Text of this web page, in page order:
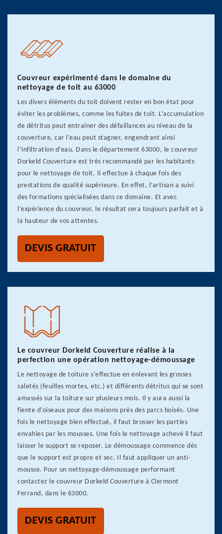
Couvreur expérimenté dans le domaine du
nettoyage de toit au 63000
Les divers éléments du toit doivent rester en bon état pour
éviter les problèmes, comme les fuites de toit. L’accumulation
de détritus peut entrainer des défaillances au niveau de la
couverture, car l’eau peut stagner, engendrant ainsi
l’infiltration d’eau. Dans le département 63000, le couvreur
Dorkeld Couverture est très recommandé par les habitants
pour le nettoyage de toit. Il effectue à chaque fois des
prestations de qualité supérieure. En effet, l’artisan a suivi
des formations spécialisées dans ce domaine. Et avec
l’expérience du couvreur, le résultat sera toujours parfait et à
la hauteur de vos attentes.
DEVIS GRATUIT
Le couvreur Dorkeld Couverture réalise à la
perfection une opération nettoyage-démoussage
Le nettoyage de toiture s’effectue en enlevant les grosses
saletés (feuilles mortes, etc.) et différents détritus qui se sont
amassés sur la toiture sur plusieurs mois. Il y aura aussi la
fiente d’oiseaux pour des maisons près des parcs boisés. Une
fois le nettoyage bien effectué, il faut brosser les parties
envahies par les mousses. Une fois le nettoyage achevé il faut
laisser le support se reposer. Le démoussage commence dès
que le support est propre et sec. Il faut appliquer un anti-
mousse. Pour un nettoyage-démoussage performant
contactez le couvreur Dorkeld Couverture à Clermont
Ferrand, dans le 63000.
DEVIS GRATUIT